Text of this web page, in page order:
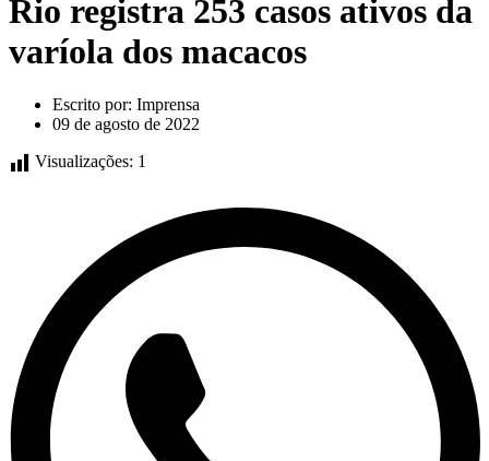
Rio registra 253 casos ativos da
varíola dos macacos
Escrito por: Imprensa
09 de agosto de 2022
Visualizações: 1